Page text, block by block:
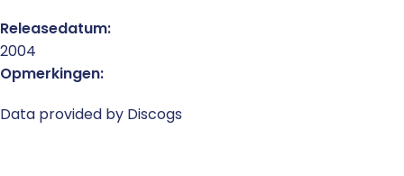
Releasedatum:
2004
Opmerkingen:
Data provided by Discogs